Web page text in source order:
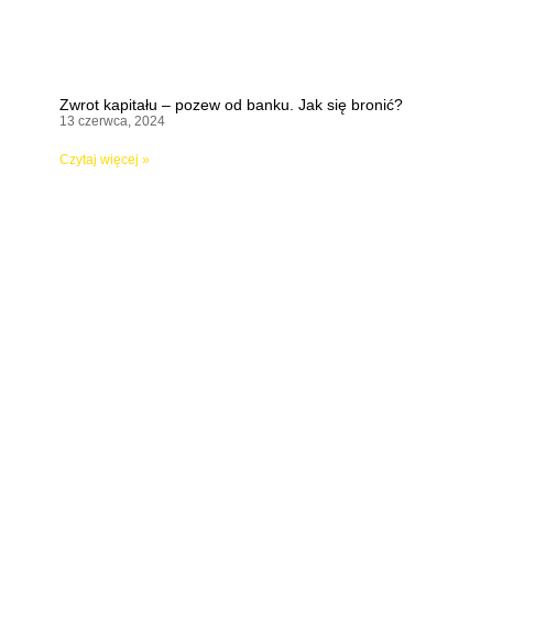
Zwrot kapitału – pozew od banku. Jak się bronić?
13 czerwca, 2024
Czytaj więcej »